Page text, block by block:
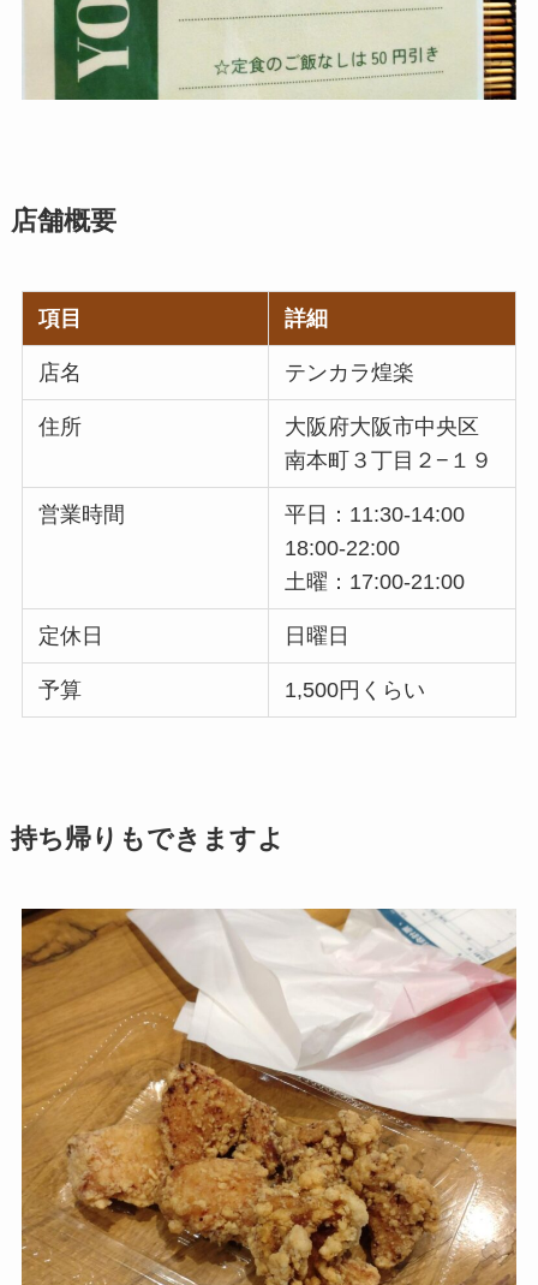
店舗概要
項目 詳細
店名 テンカラ煌楽
住所
大阪府大阪市中央区
南本町３丁目２−１９
営業時間
平日：11:30-14:00
18:00-22:00
土曜：17:00-21:00
定休日 日曜日
予算 1,500円くらい
持ち帰りもできますよ